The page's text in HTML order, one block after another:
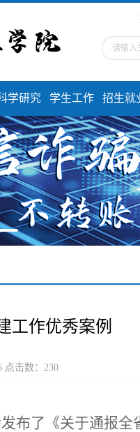
学研究 学生工作 招生就
工作优秀案例
击数： 230
布了《关于通报全